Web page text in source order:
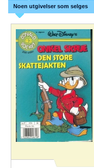
Noen utgivelser som selges